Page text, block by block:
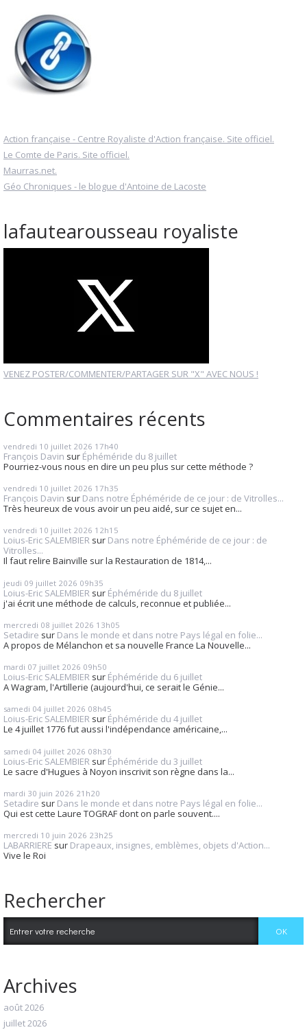
Action française - Centre Royaliste d'Action française. Site officiel.
Le Comte de Paris. Site officiel.
Maurras.net.
Géo Chroniques - le blogue d'Antoine de Lacoste
lafautearousseau royaliste
VENEZ POSTER/COMMENTER/PARTAGER SUR "X" AVEC NOUS !
Commentaires récents
vendredi 10 juillet 2026 17h40
François Davin sur Éphéméride du 8 juillet
Pourriez-vous nous en dire un peu plus sur cette méthode ?
vendredi 10 juillet 2026 17h35
François Davin sur Dans notre Éphéméride de ce jour : de Vitrolles...
Très heureux de vous avoir un peu aidé, sur ce sujet en...
vendredi 10 juillet 2026 12h15
Loius-Eric SALEMBIER sur Dans notre Éphéméride de ce jour : de
Vitrolles...
Il faut relire Bainville sur la Restauration de 1814,...
jeudi 09 juillet 2026 09h35
Loius-Eric SALEMBIER sur Éphéméride du 8 juillet
j'ai écrit une méthode de calculs, reconnue et publiée...
mercredi 08 juillet 2026 13h05
Setadire sur Dans le monde et dans notre Pays légal en folie...
A propos de Mélanchon et sa nouvelle France La Nouvelle...
mardi 07 juillet 2026 09h50
Loius-Eric SALEMBIER sur Éphéméride du 6 juillet
A Wagram, l'Artillerie (aujourd'hui, ce serait le Génie...
samedi 04 juillet 2026 08h45
Loius-Eric SALEMBIER sur Éphéméride du 4 juillet
Le 4 juillet 1776 fut aussi l'indépendance américaine,...
samedi 04 juillet 2026 08h30
Loius-Eric SALEMBIER sur Éphéméride du 3 juillet
Le sacre d'Hugues à Noyon inscrivit son règne dans la...
mardi 30 juin 2026 21h20
Setadire sur Dans le monde et dans notre Pays légal en folie...
Qui est cette Laure TOGRAF dont on parle souvent....
mercredi 10 juin 2026 23h25
LABARRIERE sur Drapeaux, insignes, emblèmes, objets d'Action...
Vive le Roi
Rechercher
Archives
août 2026
juillet 2026